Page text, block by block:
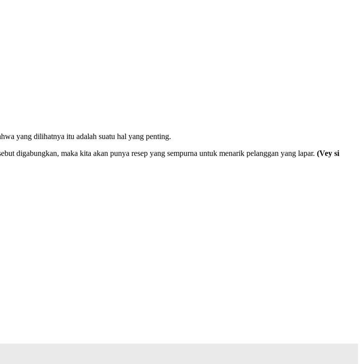
yang dilihatnya itu adalah suatu hal yang penting.
digabungkan, maka kita akan punya resep yang sempurna untuk menarik pelanggan yang lapar. (Vey si